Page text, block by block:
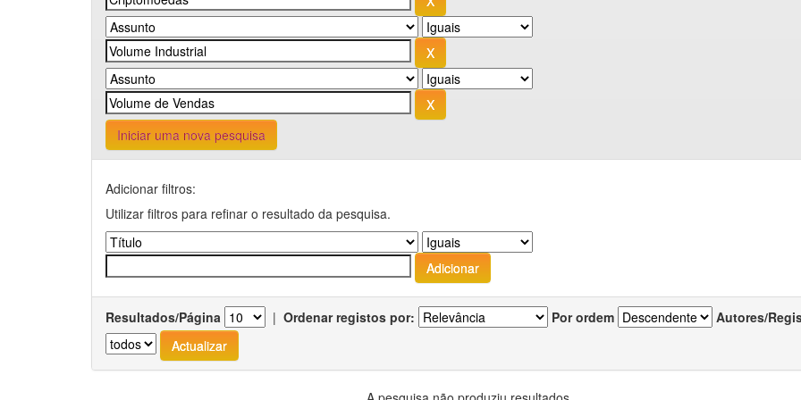
Iniciar uma nova pesquisa
Adicionar filtros:
Utilizar filtros para refinar o resultado da pesquisa.
Resultados/Página | Ordenar registos por: Por ordem Autores/